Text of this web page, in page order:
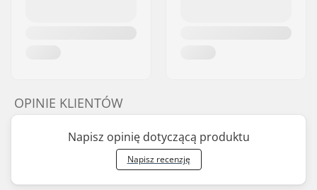
OPINIE KLIENTÓW
Napisz opinię dotyczącą produktu
Napisz recenzję